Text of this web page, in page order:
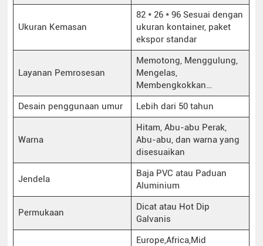
Ukuran Kemasan
82 * 26 * 96 Sesuai dengan
ukuran kontainer, paket
ekspor standar
Layanan Pemrosesan
Memotong, Menggulung,
Mengelas,
Membengkokkan…
Desain penggunaan umur
Lebih dari 50 tahun
Warna
Hitam, Abu-abu Perak,
Abu-abu, dan warna yang
disesuaikan
Jendela
Baja PVC atau Paduan
Aluminium
Permukaan
Dicat atau Hot Dip
Galvanis
Europe,Africa,Mid